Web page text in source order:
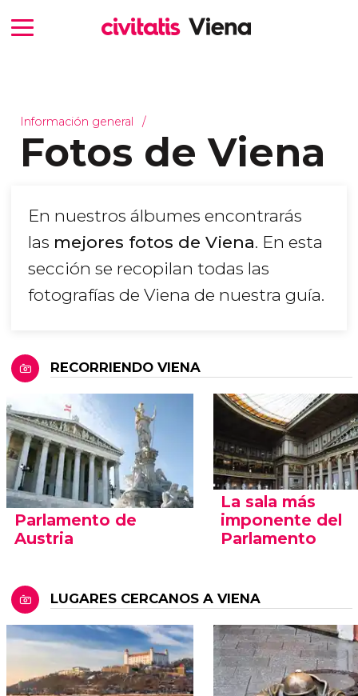
Información general
Fotos de Viena
En nuestros álbumes encontrarás
las mejores fotos de Viena. En esta
sección se recopilan todas las
fotografías de Viena de nuestra guía.
RECORRIENDO VIENA
Parlamento de
Austria
La sala más
imponente del
Parlamento
LUGARES CERCANOS A VIENA